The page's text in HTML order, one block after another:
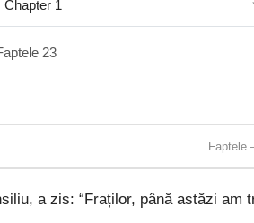
23
Faptele
a zis: “Fraților, până astăzi am